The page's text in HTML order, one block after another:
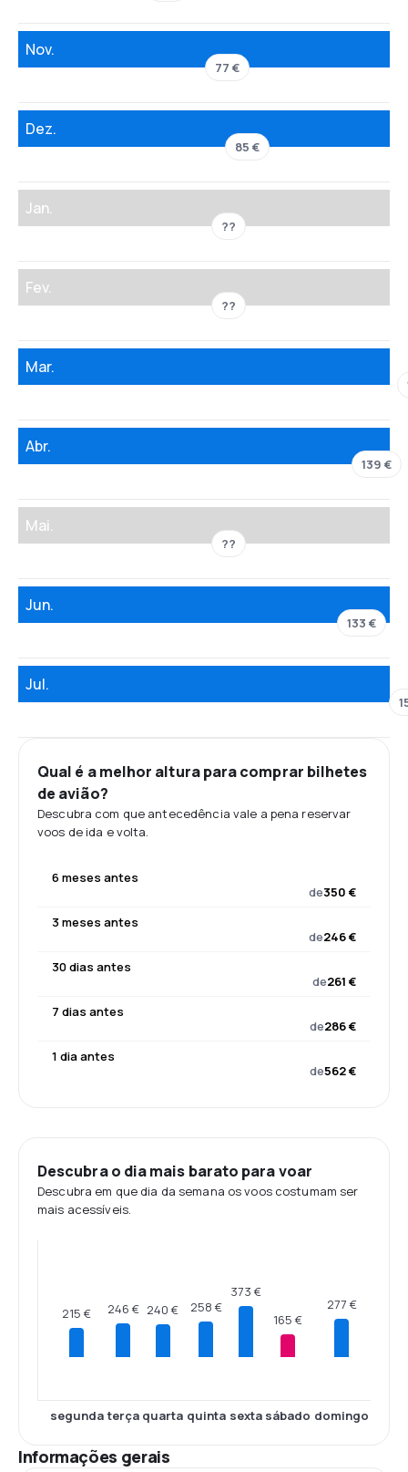
Nov.
77 €
Dez.
85 €
Jan.
??
Fev.
??
Mar.
Abr.
139 €
Mai.
??
Jun.
133 €
Jul.
Qual é a melhor altura para comprar bilhetes
de avião?
Descubra com que antecedência vale a pena reservar
voos de ida e volta.
6 meses antes
de350 €
3 meses antes
de246 €
30 dias antes
de261 €
7 dias antes
de286 €
1 dia antes
de562 €
Descubra o dia mais barato para voar
Descubra em que dia da semana os voos costumam ser
mais acessíveis.
215 €
segunda
246 €
terça
240 €
quarta
258 €
quinta
373 €
sexta
165 €
sábado
277 €
domingo
Informações gerais